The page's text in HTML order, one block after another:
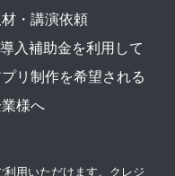
・講演依頼
導入補助金を利用して
リ制作を希望される
様へ
用いただけます。クレジ